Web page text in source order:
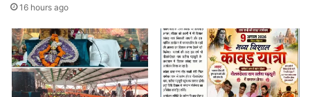
16 hours ago